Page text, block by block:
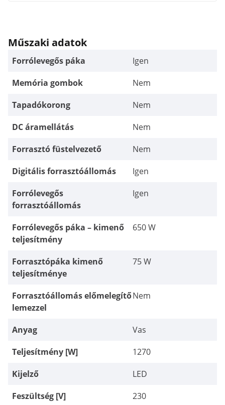
Műszaki adatok
Forrólevegős páka
Igen
Memória gombok
Nem
Tapadókorong
Nem
DC áramellátás
Nem
Forrasztó füstelvezető
Nem
Digitális forrasztóállomás
Igen
Forrólevegős
forrasztóállomás
Igen
Forrólevegős páka – kimenő
teljesítmény
650 W
Forrasztópáka kimenő
teljesítménye
75 W
Forrasztóállomás előmelegítő
lemezzel
Nem
Anyag
Vas
Teljesítmény [W]
1270
Kijelző
LED
Feszültség [V]
230